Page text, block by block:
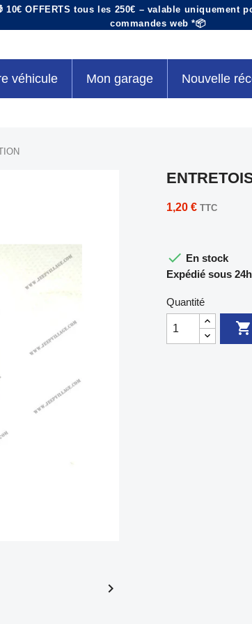
10€ OFFERTS tous les 250€ – valable uniquement
commandes web *📦
véhicule Mon garage Nouvelle

1,20 € TTC
 En stock
Expédié sous 24h
Quantité
